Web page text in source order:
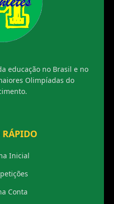
educação no Brasil e no
Olimpíadas do
RÁPIDO
Inicial
Conta